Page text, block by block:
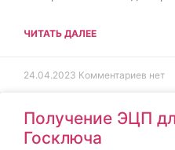
ЧИТАТЬ ДАЛЕЕ
24.04.2023 Комментариев нет
Получение ЭЦП
Госключа